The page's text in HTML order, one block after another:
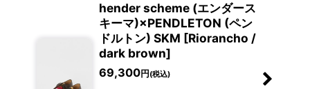
hender scheme (エンダース
キーマ)×PENDLETON (ペン
ドルトン) SKM [Riorancho /
dark brown]
69,300円 (税込)